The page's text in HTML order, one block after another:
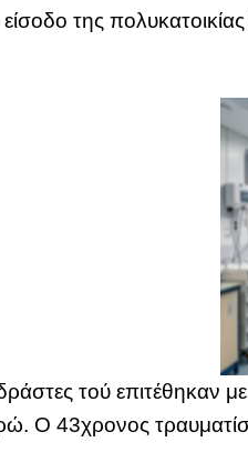
της
τού επιτέθηκαν
Ο 43χρονος